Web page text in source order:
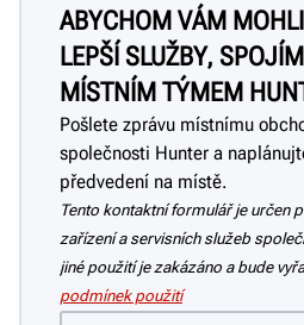
ABYCHOM VÁM
LEPŠÍ SLUŽBY,
MÍSTNÍM TÝMEM
Pošlete zprávu místnímu
společnosti Hunter a
předvedení na místě.
Tento kontaktní formulář je určen
zařízení a servisních služeb
jiné použití je zakázáno a bude
podmínek použití